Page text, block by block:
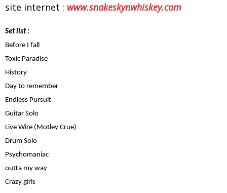
site internet : www.snakeskynwhiskey.com
Set list :
Before I fall
Toxic Paradise
History
Day to remember
Endless Pursuit
Guitar Solo
Live Wire (Motley Crue)
Drum Solo
Psychomaniac
outta my way
Crazy girls